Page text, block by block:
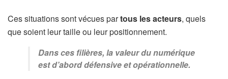
Ces situations sont vécues partous les acteurs, quels
que soient leur taille ou leur positionnement.
Dans ces filières, la valeur du numérique
est d’abord défensive et opérationnelle.